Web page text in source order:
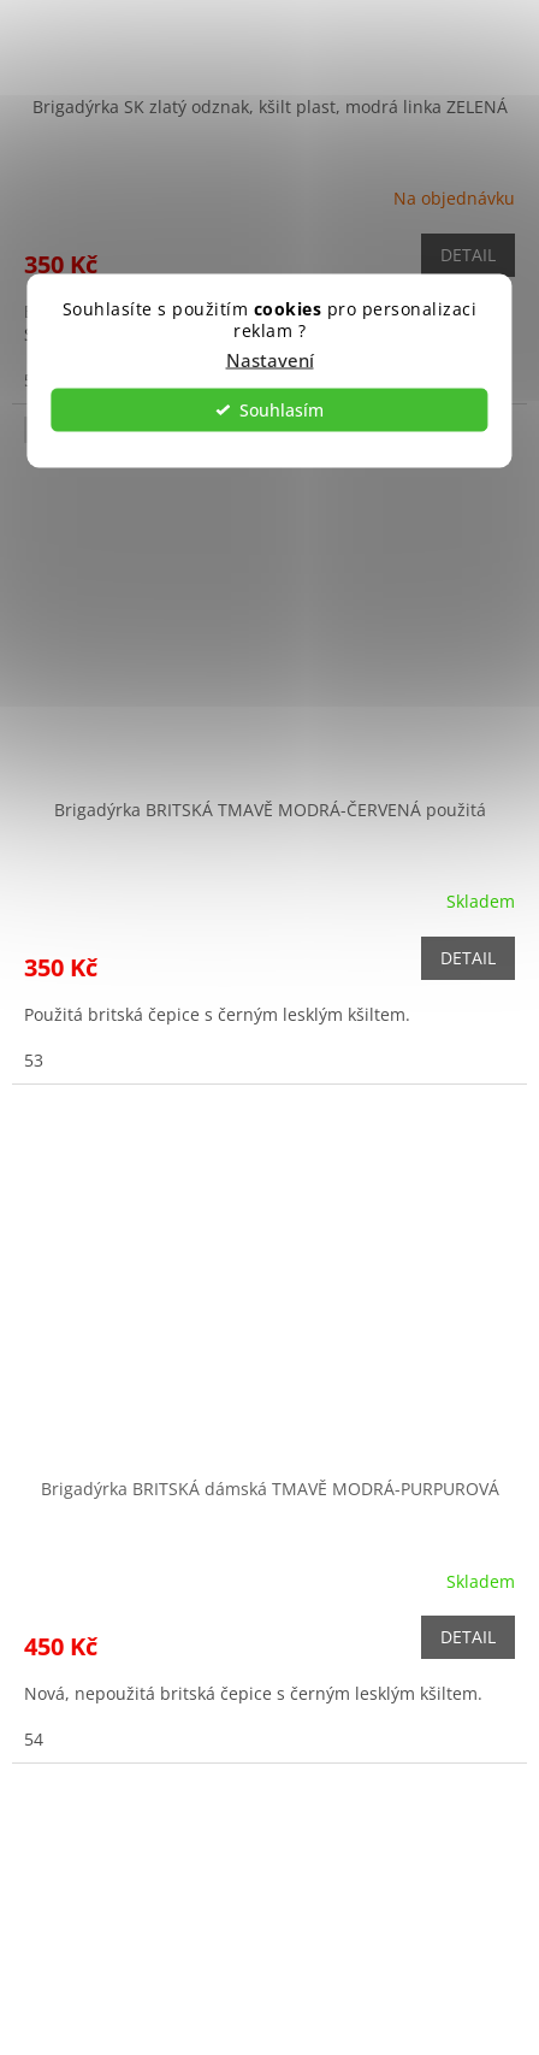
Souhlasíte s použitím cookies pro personalizaci
reklam ?
Nastavení
Souhlasím
Brigadýrka SK zlatý odznak, kšilt plast, modrá linka ZELENÁ
Na objednávku
350 Kč DETAIL
Brigadýrka je originální součástí výstroje Ozbrojených sil
Slovenské republiky (OS SR).
52
Použitý
Brigadýrka BRITSKÁ TMAVĚ MODRÁ-ČERVENÁ použitá
Skladem
350 Kč DETAIL
Použitá britská čepice s černým lesklým kšiltem.
53
Brigadýrka BRITSKÁ dámská TMAVĚ MODRÁ-PURPUROVÁ
Skladem
450 Kč DETAIL
Nová, nepoužitá britská čepice s černým lesklým kšiltem.
54